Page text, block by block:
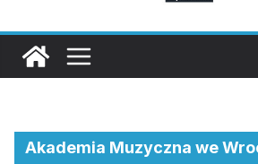
Akademia Muzyczna we